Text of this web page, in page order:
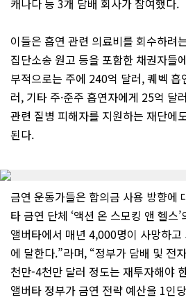
캐나다 등 3개 담배 회사가 참여했다.
이들은 흡연 관련 의료비를 회수하려
집단소송 원고 등을 포함한 채권자들
부적으로는 주에 240억 달러, 퀘벡
러, 기타 주·준주 흡연자에게 25억 달
관련 질병 피해자를 지원하는 재단에
된다.
금연 운동가들은 합의금 사용 방향에
타 금연 단체 ‘액션 온 스모킹 앤 헬스
앨버타에서 매년 4,000명이 사망하
에 달한다.”라며, “정부가 담배 및 전
천만-4천만 달러 정도는 재투자해야
앨버타 정부가 금연 전략 예산을 1인